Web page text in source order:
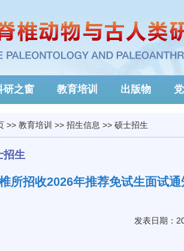
研之窗 教育培训 出版物
>> 教育培训 >> 招生信息 >> 硕士招生
招生
所招收2026年推荐免试生面试
发表日期：